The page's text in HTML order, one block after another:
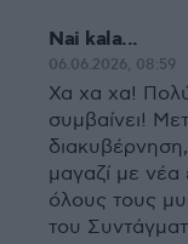
Nai kala...
06.06.2026, 08:59
Χα χα χα!
συμβαίνει!
μαγαζί με νέα
όλους τους
του